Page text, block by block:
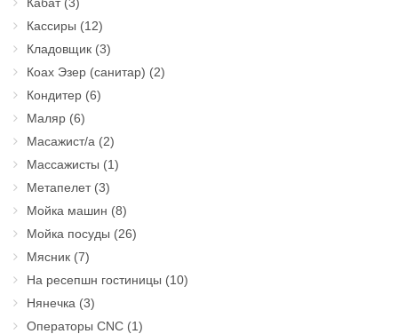
Кассиры (12)
Кладовщик (3)
Коах Эзер (санитар) (2)
Кондитер (6)
Маляр (6)
Масажист/а (2)
Массажисты (1)
Метапелет(3)
Мойка машин (8)
Мойка посуды (26)
Мясник (7)
На ресепшн гостиницы (10)
Нянечка (3)
Операторы CNC (1)